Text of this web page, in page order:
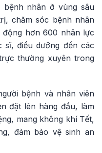
bệnh nhân ở vùng sâu
chăm sóc bệnh nhân
hơn 600 nhân lực
điều dưỡng đến các
thường xuyên trong
bệnh và nhân viên
đặt lên hàng đầu, làm
mang không khí Tết,
đảm bảo vệ sinh an